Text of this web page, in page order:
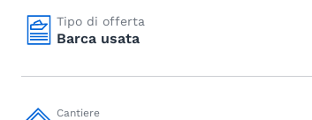
Tipo di offerta
Barca usata
Cantiere